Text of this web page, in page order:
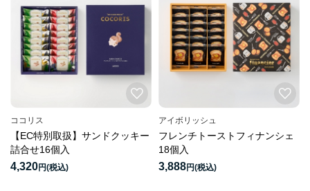
ココリス
【EC特別取扱】サンドクッキー
詰合せ16個入
4,320円
アイボリッシュ
フレンチトーストフィナンシェ
18個入
3,888円